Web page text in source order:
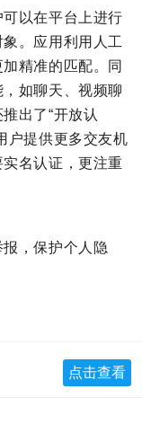
以在平台上进行
。应用利用人工
精准的匹配。同
如聊天、视频聊
出了“开放认
户提供更多交友机
名认证，更注重
，保护个人隐
点击查看